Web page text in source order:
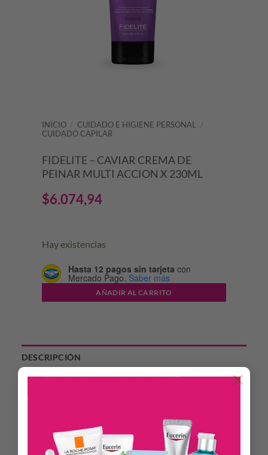
×
INICIO / CUIDADO E HIGIENE PERSONAL
/
CUIDADO CAPILAR
FIDELITE – CAVIAR CREMA DE
PEINAR MULTI ACCION X 230ML
$6.074,94
Hay existencias
Hasta 12 pagos sin tarjeta con
Mercado Pago. Saber más
AÑADIR AL CARRITO
DESCRIPCIÓN
envejecimiento capilar. Contiene extracto de caviar, D-
Pantenol y proteínas de trigo, seda, soja y arroz. Devuelve la
vitalidad perdida otorgando brillo, suavidad e hidratación.